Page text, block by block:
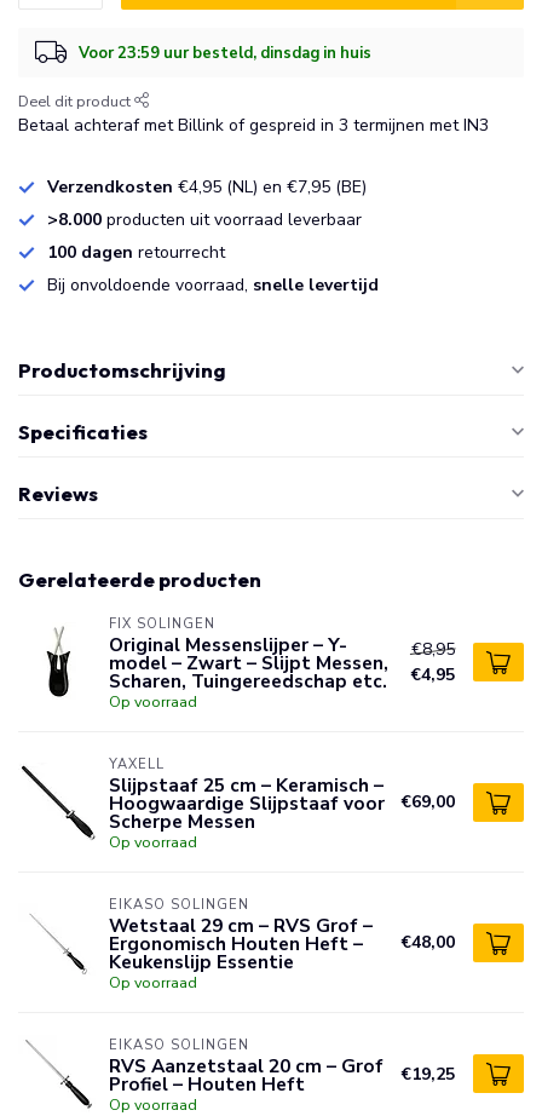
Voor 23:59 uur besteld, dinsdag in huis
Deel dit product
Betaal achteraf met Billink of gespreid in 3 termijnen met IN3
Verzendkosten €4,95 (NL) en €7,95 (BE)
>8.000 producten uit voorraad leverbaar
100 dagen retourrecht
Bij onvoldoende voorraad, snelle levertijd
Productomschrijving
Specificaties
Reviews
Gerelateerde producten
FIX SOLINGEN
Original Messenslijper – Y-
model – Zwart – Slijpt Messen,
Scharen, Tuingereedschap etc.
Op voorraad
€8,95
€4,95
YAXELL
Slijpstaaf 25 cm – Keramisch –
Hoogwaardige Slijpstaaf voor
Scherpe Messen
Op voorraad
€69,00
EIKASO SOLINGEN
Wetstaal 29 cm – RVS Grof –
Ergonomisch Houten Heft –
Keukenslijp Essentie
Op voorraad
€48,00
EIKASO SOLINGEN
RVS Aanzetstaal 20 cm – Grof
Profiel – Houten Heft
Op voorraad
€19,25